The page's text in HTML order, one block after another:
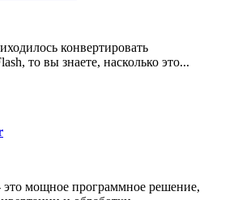
конвертировать
то вы знаете, насколько это...
мощное программное решение,